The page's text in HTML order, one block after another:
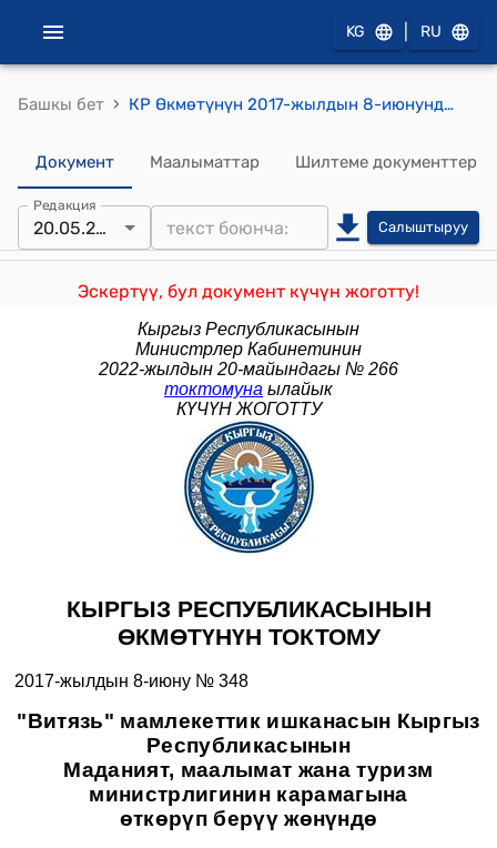
KG RU
Башкы бет › КР Өкмөтүнүн 2017-жылдын 8-июнундагы № 348 "Витязь" мамлекеттик ишканасын Кыргыз Республикасынын Маданият, маалымат жана туризм министрлигинин карамагына өткөрүп берүү жөнүндө" токтому
Документ Маалыматтар Шилтеме документтер
Редакция
20.05.2022 Салыштыруу
Эскертүү, бул документ күчүн жоготту!